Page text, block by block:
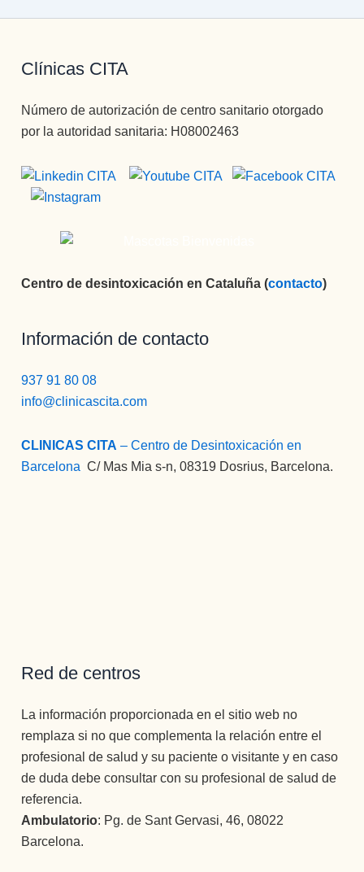
Clínicas CITA
Número de autorización de centro sanitario otorgado
por la autoridad sanitaria: H08002463
Centro de desintoxicación en Cataluña (contacto)
Información de contacto
937 91 80 08
info@clinicascita.com
CLINICAS CITA – Centro de Desintoxicación en
Barcelona :C/ Mas Mia s-n, 08319 Dosrius, Barcelona.
Red de centros
La información proporcionada en el sitio web no
remplaza si no que complementa la relación entre el
profesional de salud y su paciente o visitante y en caso
de duda debe consultar con su profesional de salud de
referencia.
Ambulatorio: Pg. de Sant Gervasi, 46, 08022
Barcelona.